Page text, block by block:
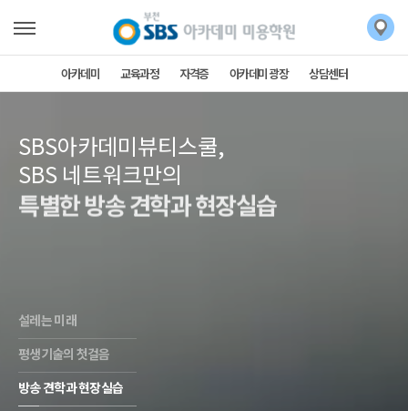
아카데미 교육과정 자격증 아카데미 광장 상담센터
SBS아카데미뷰티스쿨,
SBS 네트워크만의
특별한 방송 견학과 현장실습
설레는 미래
평생기술의 첫걸음
방송 견학과 현장실습